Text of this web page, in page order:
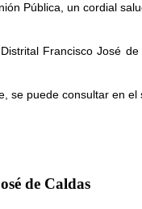
Pública, un cordial
Francisco José
se puede consultar en el
de Caldas